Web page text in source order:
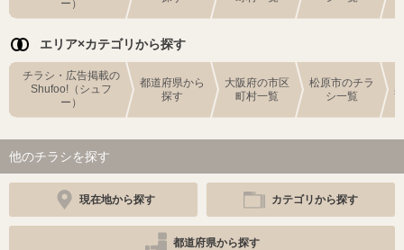
ー）
エリア×カテゴリから探す
チラシ・広告掲載の
Shufoo!（シュフ
ー）
都道府県から
探す
大阪府の市区
町村一覧
松原市のチラ
シ一覧
他のチラシを探す
現在地から探す カテゴリから探す
都道府県から探す